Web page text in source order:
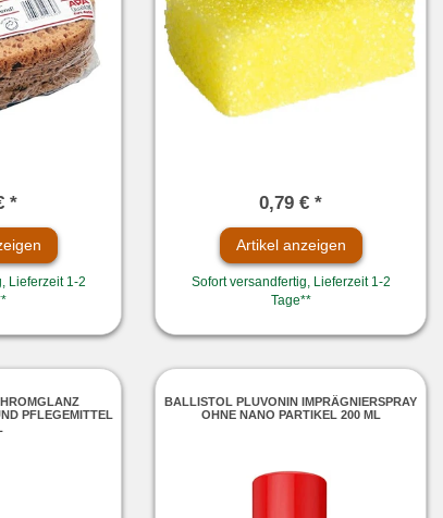
*
Lieferzeit 1-2
0,79 € *
Artikel anzeigen
Sofort versandfertig, Lieferzeit 1-2
Tage**
PFLEGEMITTEL
BALLISTOL PLUVONIN IMPRÄGNIERSPRAY
OHNE NANO PARTIKEL 200 ML